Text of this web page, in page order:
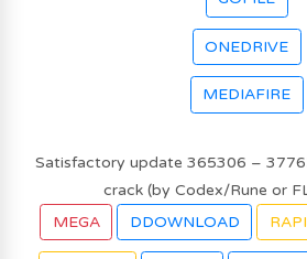
ONEDRIVE
MEDIAFIRE
Satisfactory update 365306 –
crack (by Codex/Rune or
MEGA
DDOWNLOAD